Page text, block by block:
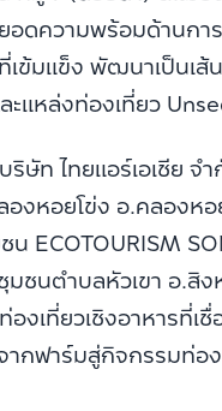
อดความพร้อมด้านกา
เข้มแข็ง พัฒนาเป็นเส้
ะแหล่งท่องเที่ยว
ยแอร์เอเชีย จำกั
งหอยโข่ง อ.คลองหอ
น ECOTOURISM
ชนตำบลหัวเขา อ.สิ
งเที่ยวเชิงอาหารที่เชื่
กฟาร์มสู่กิจกรรมท่อง